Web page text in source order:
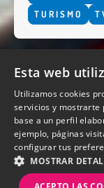
TURISMO
Esta web
Utilizamos cookies
servicios y mostrarte
base a un perfil
ejemplo, páginas
configurar tus
MOSTRAR